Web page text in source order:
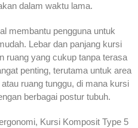
dalam waktu lama.
membantu pengguna untuk
Lebar dan panjang kursi
ruang yang cukup tanpa terasa
penting, terutama untuk area
ruang tunggu, di mana kursi
berbagai postur tubuh.
Kursi Komposit Type 5